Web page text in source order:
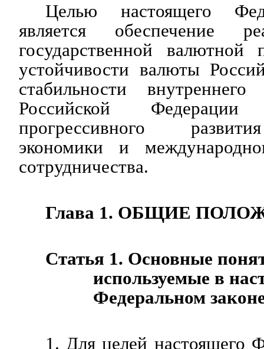
Целью настоящего
является обеспечение
государственной
устойчивости валюты
стабильности
Российской
прогрессивного
экономики и
сотрудничества.
Глава 1. ОБЩИЕ
Статья 1. Основные
используемые в
Федеральном
1. Для целей настоящего